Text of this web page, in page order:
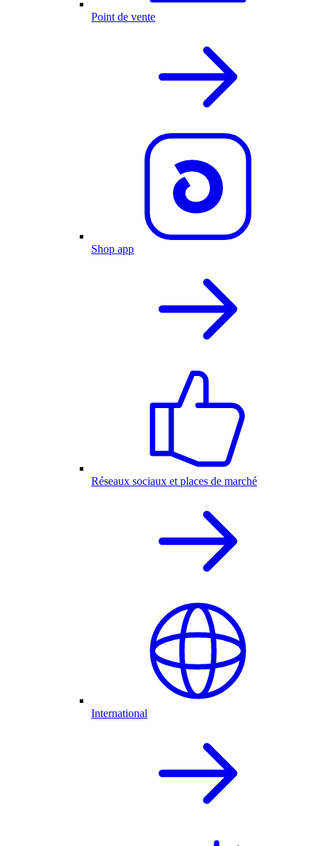
Point de vente
Shop app
Réseaux sociaux et places de marché
International